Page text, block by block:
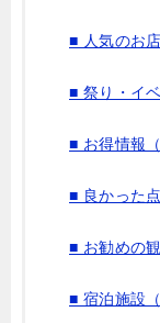
■ 人気のお
■ 祭り・イ
■ お得情報
■ 良かった
■ お勧めの
■ 宿泊施設